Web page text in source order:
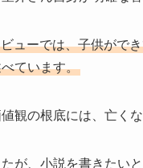
ューでは、子供がで
ています。
観の根底には、亡く
が、小説を書きたい